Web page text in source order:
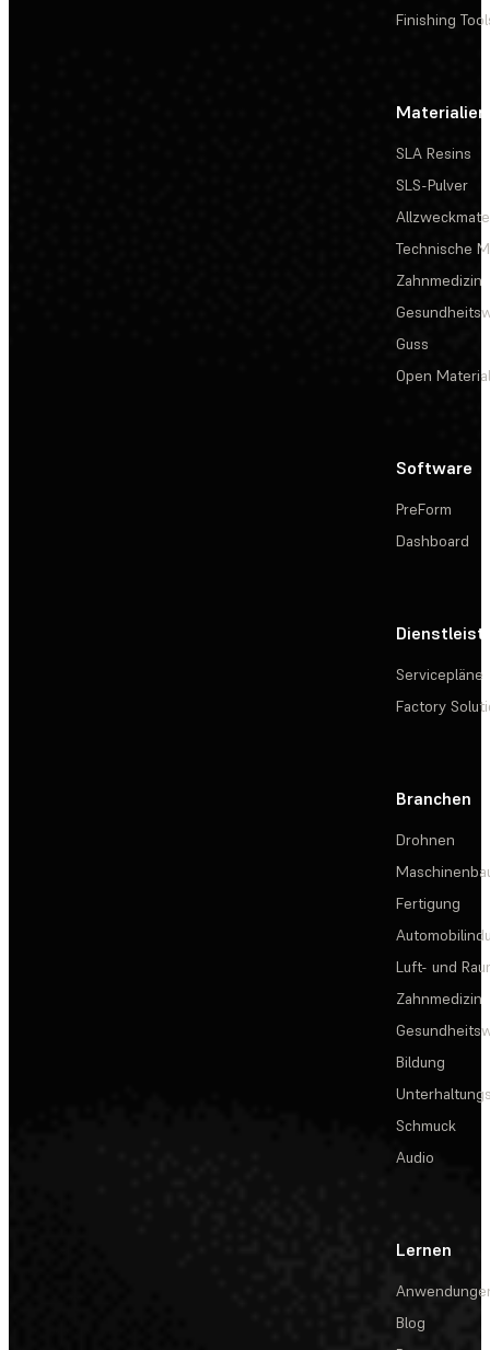
Finishing
Materialien
SLA Resins
SLS-Pulver
Technische
Zahnmedizin
Guss
Open
Software
PreForm
Dashboard
Servicepläne
Factory
Branchen
Drohnen
Fertigung
Luft- und
Zahnmedizin
Bildung
Schmuck
Audio
Lernen
Blog